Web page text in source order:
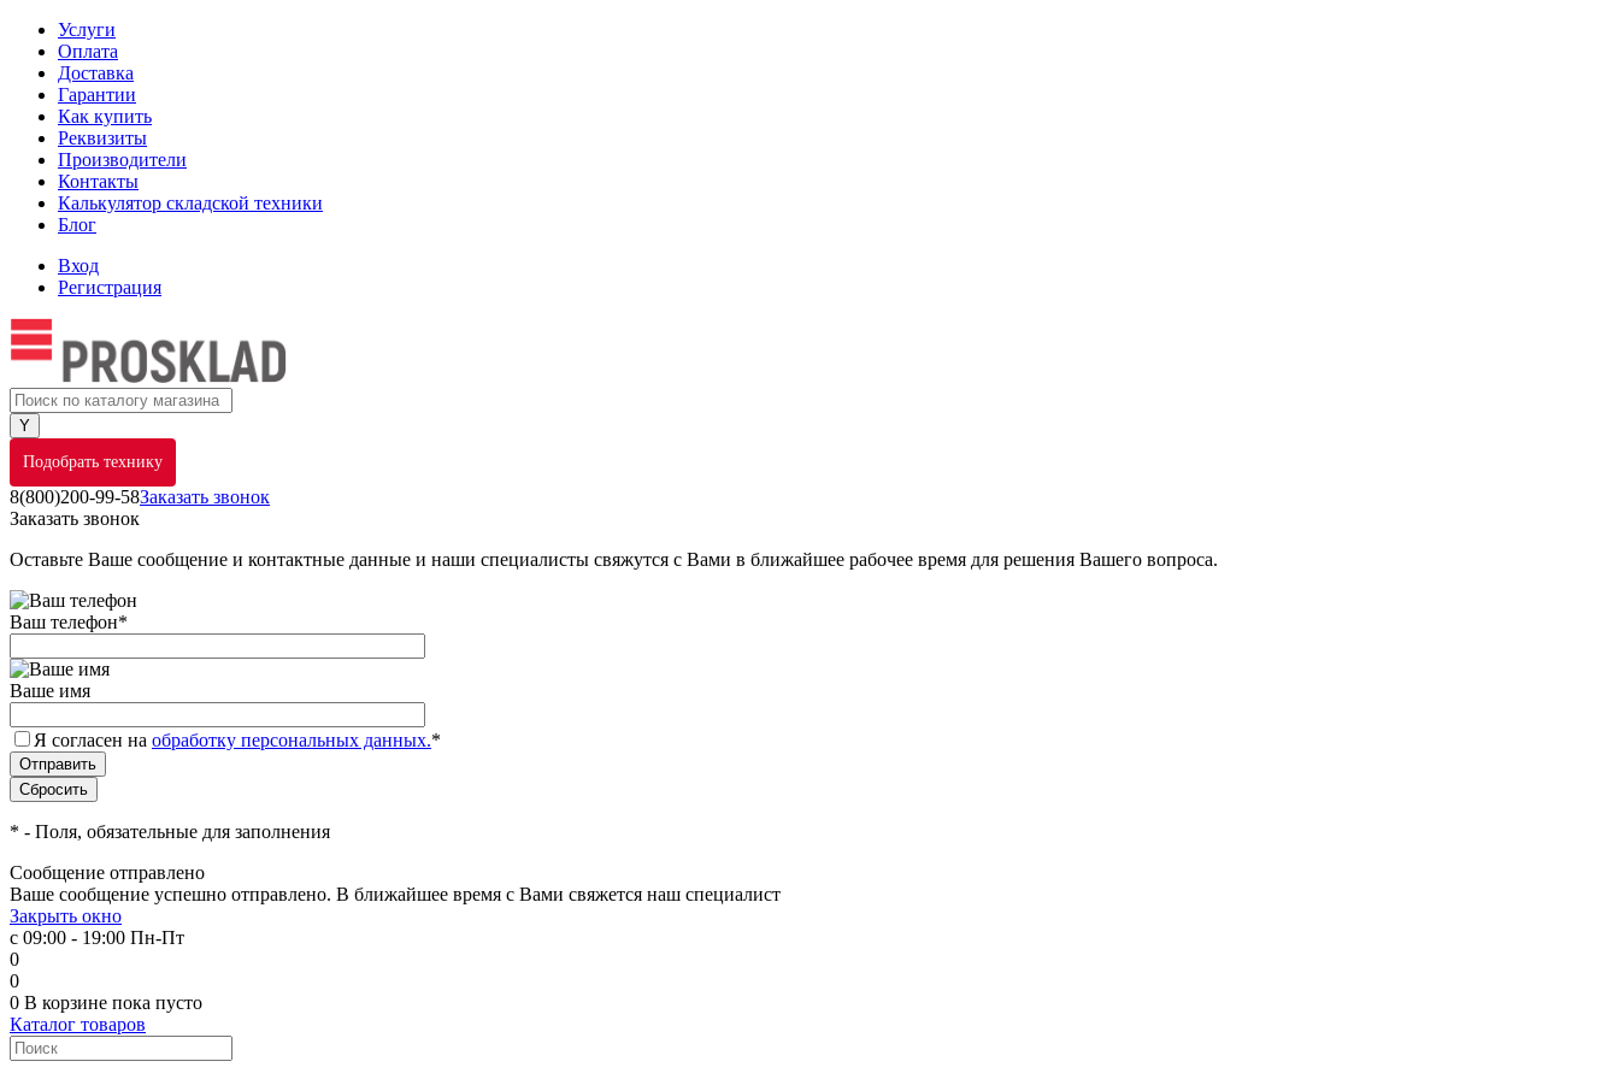
Услуги
Оплата
Доставка
Гарантии
Как купить
Реквизиты
Производители
Контакты
Калькулятор складской техники
Блог
Вход
Регистрация
Подобрать технику
8(800)200-99-58Заказать звонок
Заказать звонок
Оставьте Ваше сообщение и контактные данные и наши специалисты свяжутся с Вами в ближайшее рабочее время для решения Вашего вопроса.
Ваш телефон*
Ваше имя
Я согласен на обработку персональных данных.*
* - Поля, обязательные для заполнения
Сообщение отправлено
Ваше сообщение успешно отправлено. В ближайшее время с Вами свяжется наш специалист
Закрыть окно
с 09:00 - 19:00 Пн-Пт
0
0
0 В корзине пока пусто
Каталог товаров